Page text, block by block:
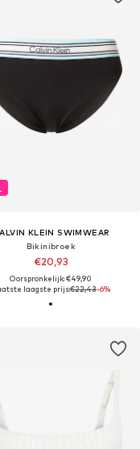
KLEIN SWIMWEAR
Bikinibroek
€20,93
Oorspronkelijk: €49,90
laagste prijs:€22,43-6%